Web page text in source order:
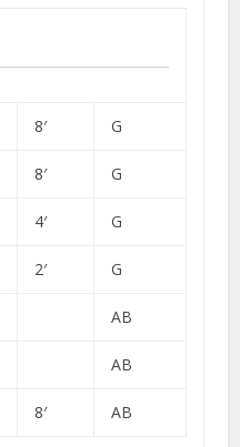
8′ G
8′ G
4′ G
2′ G
AB
AB
8′ AB